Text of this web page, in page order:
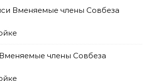
Вменяемые члены Совбеза
Вменяемые члены Совбеза